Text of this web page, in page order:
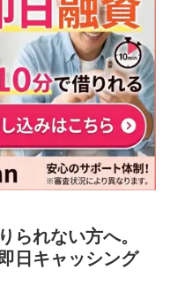
られない方へ。
日キャッシング